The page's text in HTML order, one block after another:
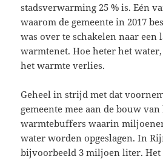
stadsverwarming 25 % is. Eén
waarom de gemeente in 2017
was over te schakelen naar een
warmtenet. Hoe heter het
het warmte verlies.
Geheel in strijd met dat
gemeente mee aan de bouw
warmtebuffers waarin
water worden opgeslagen. In
bijvoorbeeld 3 miljoen liter.